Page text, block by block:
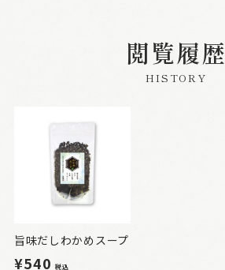
閲覧履歴
HISTORY
旨味だしわかめスープ
¥540税込